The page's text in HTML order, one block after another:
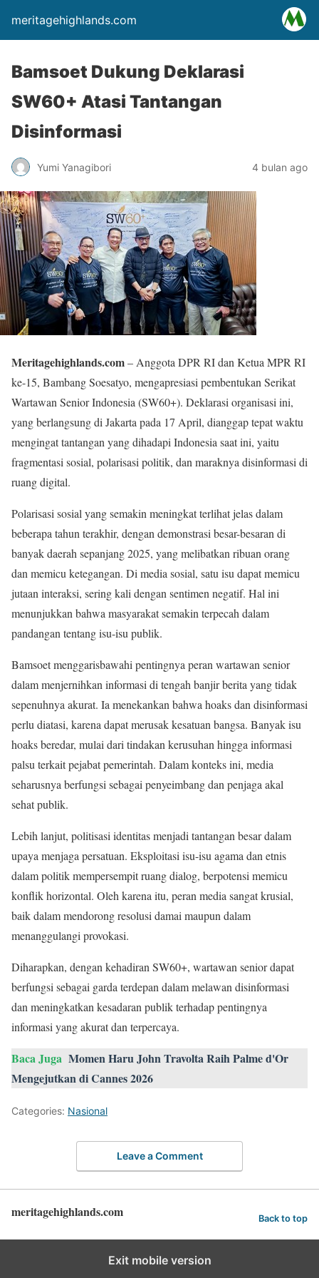
meritagehighlands.com
Bamsoet Dukung Deklarasi
SW60+ Atasi Tantangan
Disinformasi
Yumi Yanagibori 4 bulan ago
Meritagehighlands.com– Anggota DPR RI dan Ketua MPR RI
ke-15, Bambang Soesatyo, mengapresiasi pembentukan Serikat
Wartawan Senior Indonesia (SW60+). Deklarasi organisasi ini,
yang berlangsung di Jakarta pada 17 April, dianggap tepat waktu
mengingat tantangan yang dihadapi Indonesia saat ini, yaitu
fragmentasi sosial, polarisasi politik, dan maraknya disinformasi di
ruang digital.
Polarisasi sosial yang semakin meningkat terlihat jelas dalam
beberapa tahun terakhir, dengan demonstrasi besar-besaran di
banyak daerah sepanjang 2025, yang melibatkan ribuan orang
dan memicu ketegangan. Di media sosial, satu isu dapat memicu
jutaan interaksi, sering kali dengan sentimen negatif. Hal ini
menunjukkan bahwa masyarakat semakin terpecah dalam
pandangan tentang isu-isu publik.
Bamsoet menggarisbawahi pentingnya peran wartawan senior
dalam menjernihkan informasi di tengah banjir berita yang tidak
sepenuhnya akurat. Ia menekankan bahwa hoaks dan disinformasi
perlu diatasi, karena dapat merusak kesatuan bangsa. Banyak isu
hoaks beredar, mulai dari tindakan kerusuhan hingga informasi
palsu terkait pejabat pemerintah. Dalam konteks ini, media
seharusnya berfungsi sebagai penyeimbang dan penjaga akal
sehat publik.
Lebih lanjut, politisasi identitas menjadi tantangan besar dalam
upaya menjaga persatuan. Eksploitasi isu-isu agama dan etnis
dalam politik mempersempit ruang dialog, berpotensi memicu
konflik horizontal. Oleh karena itu, peran media sangat krusial,
baik dalam mendorong resolusi damai maupun dalam
menanggulangi provokasi.
Diharapkan, dengan kehadiran SW60+, wartawan senior dapat
berfungsi sebagai garda terdepan dalam melawan disinformasi
dan meningkatkan kesadaran publik terhadap pentingnya
informasi yang akurat dan terpercaya.
Baca Juga Momen Haru John Travolta Raih Palme d'Or
Mengejutkan di Cannes 2026
Categories: Nasional
Leave a Comment
meritagehighlands.com Back to top
Exit mobile version